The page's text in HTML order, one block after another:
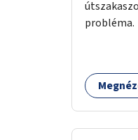
probléma.